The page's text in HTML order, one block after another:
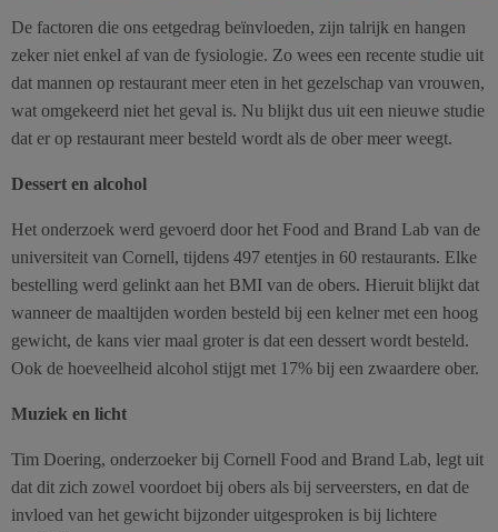
De factoren die ons eetgedrag beïnvloeden, zijn talrijk en hangen
zeker niet enkel af van de fysiologie. Zo wees een recente studie uit
dat mannen op restaurant meer eten in het gezelschap van vrouwen,
wat omgekeerd niet het geval is. Nu blijkt dus uit een nieuwe studie
dat er op restaurant meer besteld wordt als de ober meer weegt.
Dessert en alcohol
Het onderzoek werd gevoerd door het Food and Brand Lab van de
universiteit van Cornell, tijdens 497 etentjes in 60 restaurants. Elke
bestelling werd gelinkt aan het BMI van de obers. Hieruit blijkt dat
wanneer de maaltijden worden besteld bij een kelner met een hoog
gewicht, de kans vier maal groter is dat een dessert wordt besteld.
Ook de hoeveelheid alcohol stijgt met 17% bij een zwaardere ober.
Muziek en licht
Tim Doering, onderzoeker bij Cornell Food and Brand Lab, legt uit
dat dit zich zowel voordoet bij obers als bij serveersters, en dat de
invloed van het gewicht bijzonder uitgesproken is bij lichtere